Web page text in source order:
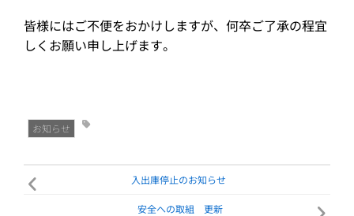
皆様にはご不便をおかけしますが、何卒ご了承の程宜
しくお願い申し上げます。
お知らせ
入出庫停止のお知らせ
安全への取組 更新